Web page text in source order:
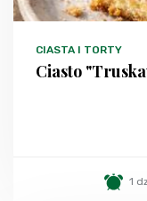
CIASTA I TORTY
Ciasto
1